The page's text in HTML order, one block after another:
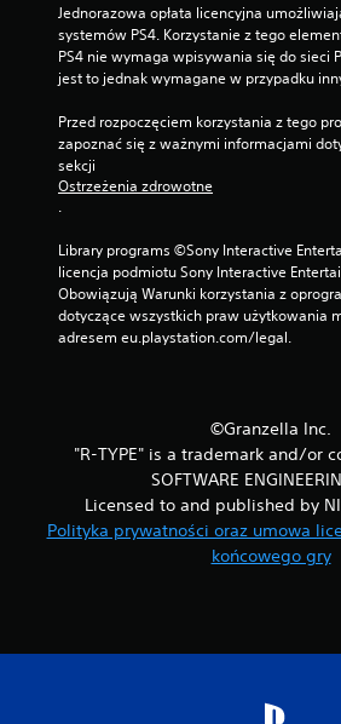
Jednorazowa opłata licencyjna
systemów PS4. Korzystanie z tego
PS4 nie wymaga wpisywania się do sieci
jest to jednak wymagane w przypadku
Przed rozpoczęciem korzystania z tego
zapoznać się z ważnymi informacjami
sekcji
Ostrzeżenia zdrowotne
.
Library programs ©Sony Interactive
licencja podmiotu Sony Interactive
Obowiązują Warunki korzystania z
dotyczące wszystkich praw użytkowania
adresem eu.playstation.com/legal.
©Granzella Inc.
"R-TYPE" is a trademark and/or
SOFTWARE
Licensed to and published by
Polityka prywatności oraz umowa
końcowego gry